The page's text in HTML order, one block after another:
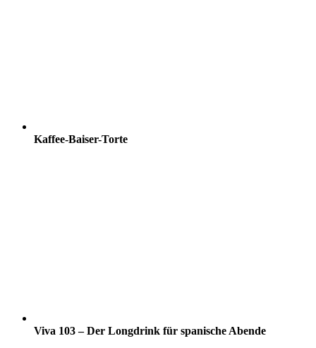
Kaffee-Baiser-Torte
Viva 103 – Der Longdrink für spanische Abende